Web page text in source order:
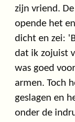
zijn vriend.
opende het
dicht en zei:
dat ik zojuist
was goed
armen. Toch
geslagen en
onder de